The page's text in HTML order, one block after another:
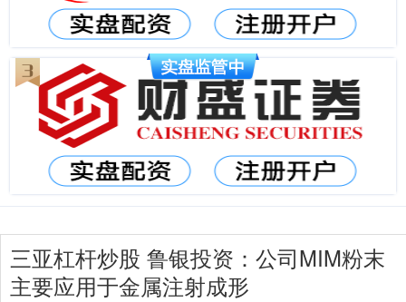
三亚杠杆炒股 鲁银投资：公司MIM粉末
主要应用于金属注射成形